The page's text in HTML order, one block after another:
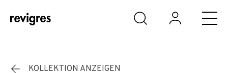
Zum Hauptinhalt springen
KOLLEKTION ANZEIGEN